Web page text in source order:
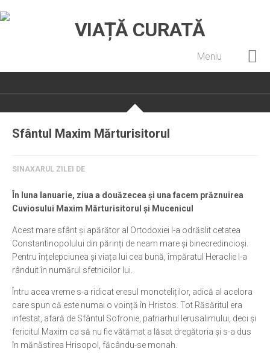
Meniu
Pateric Atonit
Cenaclu creștin
Noi și Biserica
Rânduieli liturgice
Predici și cateheze
Pelerinaje
Ortodox în diaspora
Evenimente
Biserici și mănăstiri
Viață curată
Sfântul Maxim Mărturisitorul
SINAXARUL ZILEI DE
În luna Ianuarie, ziua a douăzecea și una facem prăznuirea
Cuviosului Maxim Mărturisitorul și Mucenicul
Acest mare sfânt și apărător al Ortodoxiei l-a odrăslit cetatea
Constantinopolului din părinți de neam mare și binecredincioși.
Pentru înțelepciunea și viața lui cea bună, împăratul Heraclie l-a
rânduit în numărul sfetnicilor lui.
Întru acea vreme s-a ridicat eresul monoteliților, adică al acelora
care spun că este numai o voință în Hristos. Tot Răsăritul era
infestat, afară de Sfântul Sofronie, patriarhul Ierusalimului, deci și
fericitul Maxim ca să nu fie vătămat a lăsat dregătoria și s-a dus
în mănăstirea Hrisopol, făcându-se monah.